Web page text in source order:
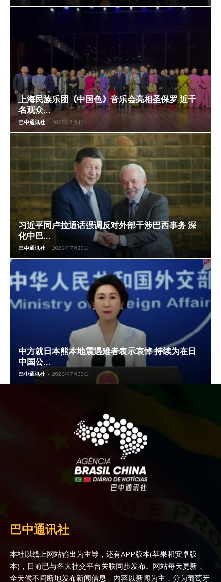
上海民族乐团《中国色》音乐会亮相圣保罗 近千
名观众...
巴中通讯社 - 2026年8月1日
习近平同卢拉通话强调反对外部干涉巴西事务 深
化中巴...
巴中通讯社 - 2026年7月30日
中方就日本熊本地震遇难者表示哀悼 持续为在日
中国公...
巴中通讯社 - 2026年7月30日
巴中通讯社
本社以线上网站输出为主导，还有APP版本(苹果和安卓版
本)，目前已与各大社交平台关联同步发布。网站每天更新，
全天候不间断地发布新闻信息，内容以新闻为主，分为葡萄牙